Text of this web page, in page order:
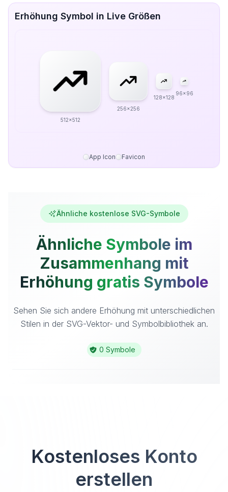
Erhöhung Symbol in Live Größen
512x512
256x256
128x128
96x96
App Icon Favicon
Ähnliche kostenlose SVG-Symbole
Ähnliche Symbole im
Zusammenhang mit
Erhöhung gratis Symbole
Sehen Sie sich andere Erhöhung mit unterschiedlichen
Stilen in der SVG-Vektor- und Symbolbibliothek an.
0 Symbole
Kostenloses Konto
erstellen